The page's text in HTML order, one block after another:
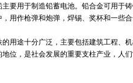
用于制造铅蓄电池。铅合金可用于
用作枪弹和炮弹，焊锡、奖杯和一些合
途十分广泛，主要包括建筑工程、
位，是社会发展的重要支柱产业，人